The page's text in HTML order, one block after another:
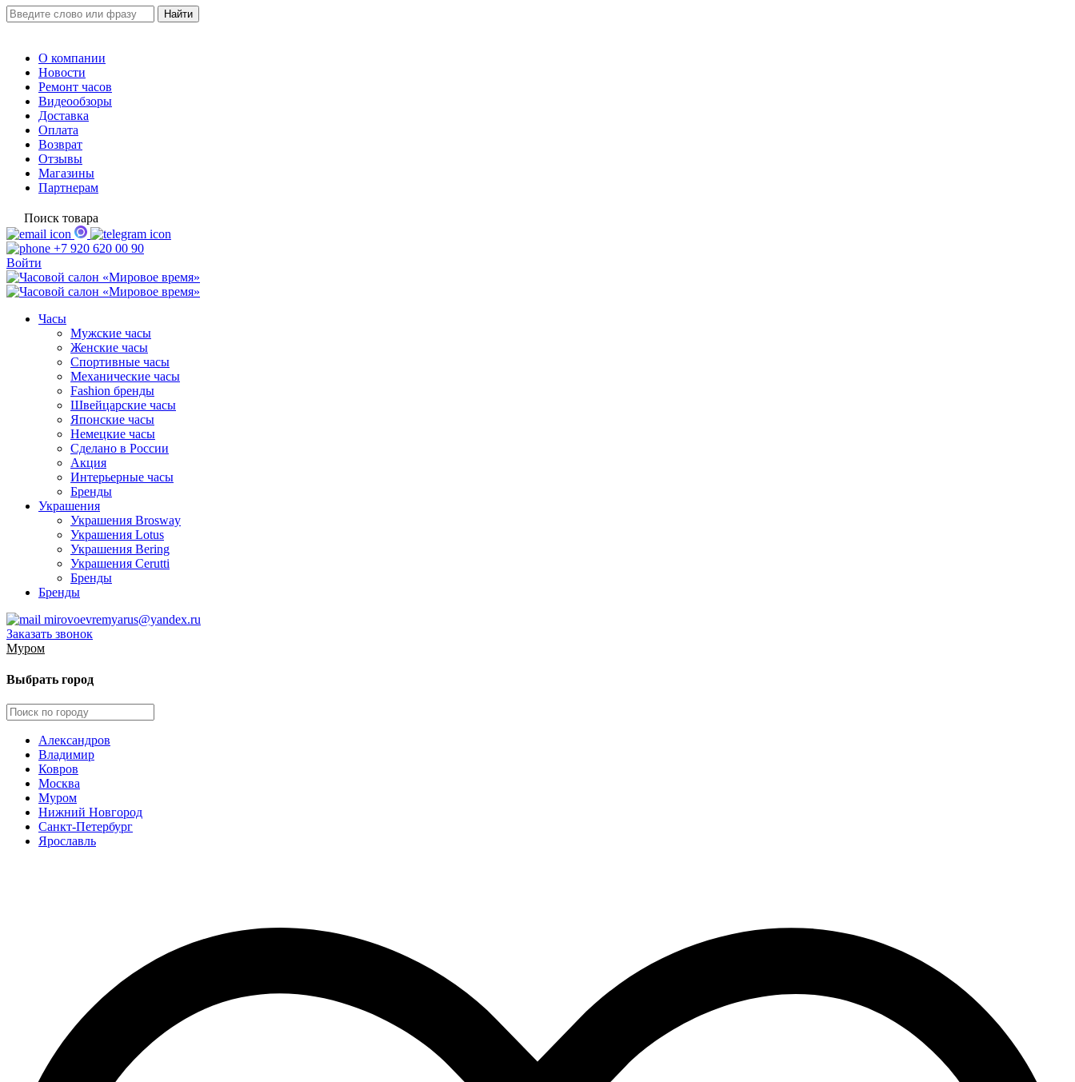
О компании
Новости
Ремонт часов
Видеообзоры
Доставка
Оплата
Возврат
Отзывы
Магазины
Партнерам
Поиск товара
+7 920 620 00 90
Войти
Часы
Мужские часы
Женские часы
Спортивные часы
Механические часы
Fashion бренды
Швейцарские часы
Японские часы
Немецкие часы
Сделано в России
Акция
Интерьерные часы
Бренды
Украшения
Украшения Brosway
Украшения Lotus
Украшения Bering
Украшения Cerutti
Бренды
Бренды
mirovoevremyarus@yandex.ru
Заказать звонок
Муром
Выбрать город
Александров
Владимир
Ковров
Москва
Муром
Нижний Новгород
Санкт-Петербург
Ярославль